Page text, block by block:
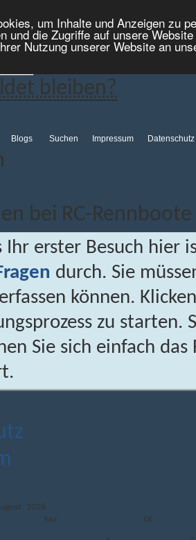
um Inhalte und Anzeigen zu
und die Zugriffe auf unsere
Nutzung unserer Website an
bleiben?
Blogs Suchen Impressum Datenschutz
bei RC-Rennboote
Ihr erster Besuch hier
durch. Sie
können.
zu starten.
Sie sich einfach
2026
Mo Di